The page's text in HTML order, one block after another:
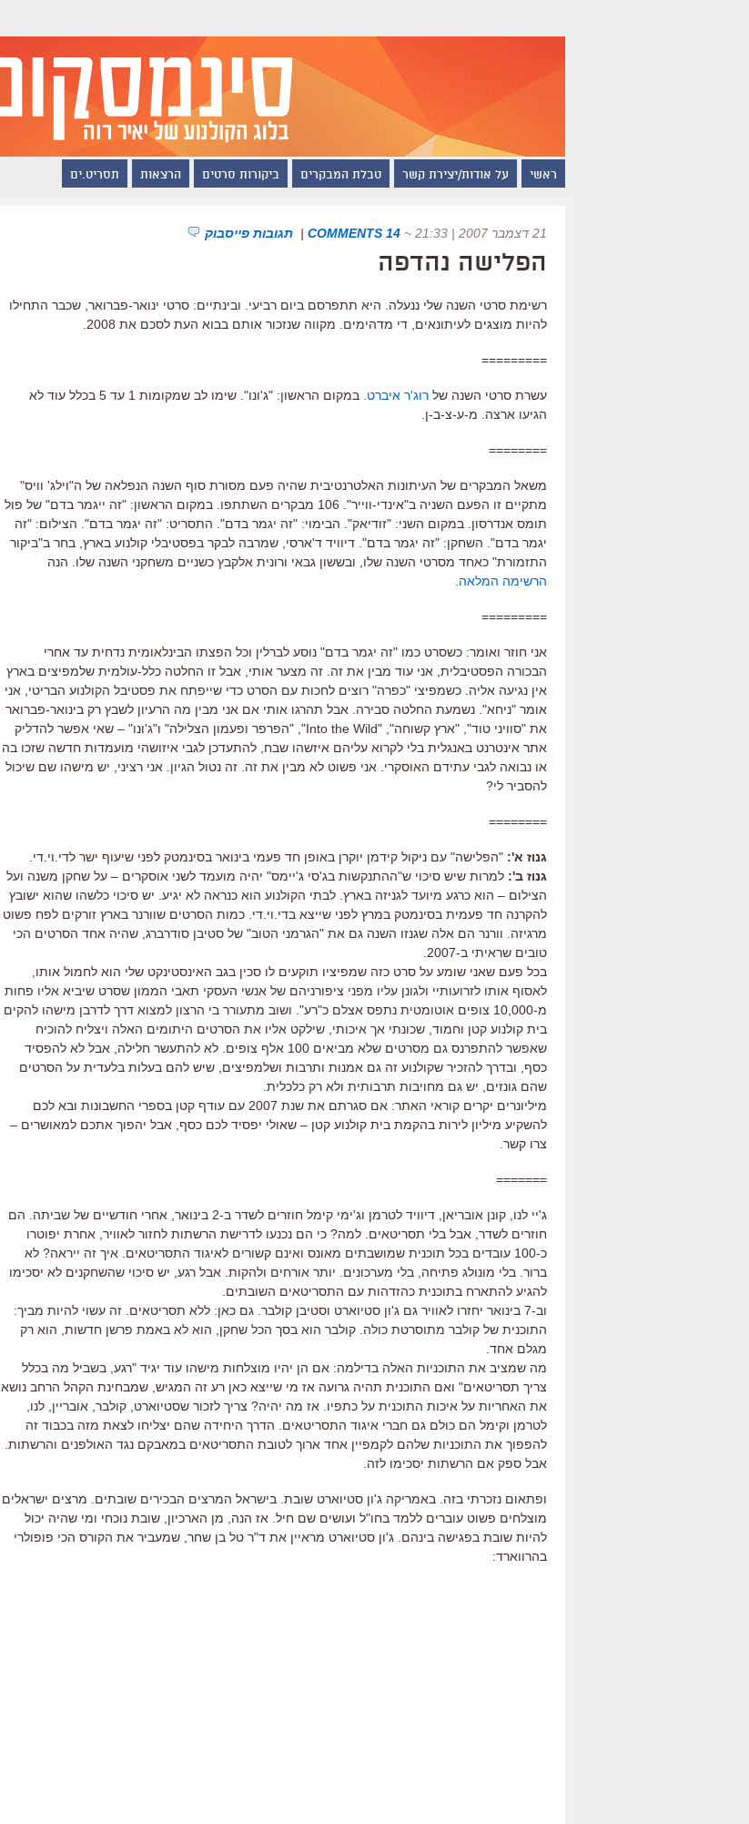
ראשי על אודות/יצירת קשר טבלת המבקרים ביקורות סרטים הרצאות תסריט.ים
21 דצמבר 2007 | 21:33 ~
14 COMMENTS
| תגובות פייסבוק
הפלישה נהדפה
רשימת סרטי השנה שלי ננעלה. היא תתפרסם ביום רביעי. ובינתיים: סרטי ינואר-פברואר, שכבר התחילו
להיות מוצגים לעיתונאים, די מדהימים. מקווה שנזכור אותם בבוא העת לסכם את 2008.
=========
עשרת סרטי השנה של רוג'ר איברט
. במקום הראשון: "ג'ונו". שימו לב שמקומות 1 עד 5 בכלל עוד לא
הגיעו ארצה. מ-ע-צ-ב-ן.
========
משאל המבקרים של העיתונות האלטרנטיבית שהיה פעם מסורת סוף השנה הנפלאה של ה"וילג' וויס"
מתקיים זו הפעם השניה ב"אינדי-ווייר". 106 מבקרים השתתפו. במקום הראשון: "זה ייגמר בדם" של פול
תומס אנדרסון. במקום השני: "זודיאק". הבימוי: "זה יגמר בדם". התסריט: "זה יגמר בדם". הצילום: "זה
יגמר בדם". השחקן: "זה יגמר בדם". דיוויד ד'ארסי, שמרבה לבקר בפסטיבלי קולנוע בארץ, בחר ב"ביקור
התזמורת" כאחד מסרטי השנה שלו, ובששון גבאי ורונית אלקבץ כשניים משחקני השנה שלו. הנה
הרשימה המלאה
=========
אני חוזר ואומר: כשסרט כמו "זה יגמר בדם" נוסע לברלין וכל הפצתו הבינלאומית נדחית עד אחרי
הבכורה הפסטיבלית, אני עוד מבין את זה. זה מצער אותי, אבל זו החלטה כלל-עולמית שלמפיצים בארץ
אין נגיעה אליה. כשמפיצי "כפרה" רוצים לחכות עם הסרט כדי שייפתח את פסטיבל הקולנוע הבריטי, אני
אומר "ניחא". נשמעת החלטה סבירה. אבל תהרגו אותי אם אני מבין מה הרעיון לשבץ רק בינואר-פברואר
את "סוויני טוד", "ארץ קשוחה", "Into the Wild", "הפרפר ופעמון הצלילה" ו"ג'ונו" – שאי אפשר להדליק
אתר אינטרנט באנגלית בלי לקרוא עליהם איזשהו שבח, להתעדכן לגבי איזושהי מועמדות חדשה שזכו בה
או נבואה לגבי עתידם האוסקרי. אני פשוט לא מבין את זה. זה נטול הגיון. אני רציני, יש מישהו שם שיכול
להסביר לי?
========
גנוז א': "הפלישה" עם ניקול קידמן יוקרן באופן חד פעמי בינואר בסינמטק לפני שיעוף ישר לדי.וי.די.
גנוז ב': למרות שיש סיכוי ש"ההתנקשות בג'סי ג'יימס" יהיה מועמד לשני אוסקרים – על שחקן משנה ועל
הצילום – הוא כרגע מיועד לגניזה בארץ. לבתי הקולנוע הוא כנראה לא יגיע. יש סיכוי כלשהו שהוא ישובץ
להקרנה חד פעמית בסינמטק במרץ לפני שייצא בדי.וי.די. כמות הסרטים שוורנר בארץ זורקים לפח פשוט
מרגיזה. וורנר הם אלה שגנזו השנה גם את "הגרמני הטוב" של סטיבן סודרברג, שהיה אחד הסרטים הכי
טובים שראיתי ב-2007.
בכל פעם שאני שומע על סרט כזה שמפיציו תוקעים לו סכין בגב האינסטינקט שלי הוא לחמול אותו,
לאסוף אותו לזרועותיי ולגונן עליו מפני ציפורניהם של אנשי העסקי תאבי הממון שסרט שיביא אליו פחות
מ-10,000 צופים אוטומטית נתפס אצלם כ"רע". ושוב מתעורר בי הרצון למצוא דרך לדרבן מישהו להקים
בית קולנוע קטן וחמוד, שכונתי אך איכותי, שילקט אליו את הסרטים היתומים האלה ויצליח להוכיח
שאפשר להתפרנס גם מסרטים שלא מביאים 100 אלף צופים. לא להתעשר חלילה, אבל לא להפסיד
כסף, ובדרך להזכיר שקולנוע זה גם אמנות ותרבות ושלמפיצים, שיש להם בעלות בלעדית על הסרטים
שהם גונזים, יש גם מחויבות תרבותית ולא רק כלכלית.
מיליונרים יקרים קוראי האתר: אם סגרתם את שנת 2007 עם עודף קטן בספרי החשבונות ובא לכם
להשקיע מיליון לירות בהקמת בית קולנוע קטן – שאולי יפסיד לכם כסף, אבל יהפוך אתכם למאושרים –
צרו קשר.
=======
ג'יי לנו, קונן אובריאן, דיוויד לטרמן וג'ימי קימל חוזרים לשדר ב-2 בינואר, אחרי חודשיים של שביתה. הם
חוזרים לשדר, אבל בלי תסריטאים. למה? כי הם נכנעו לדרישת הרשתות לחזור לאוויר, אחרת יפוטרו
כ-100 עובדים בכל תוכנית שמושבתים מאונס ואינם קשורים לאיגוד התסריטאים. איך זה ייראה? לא
ברור. בלי מונולג פתיחה, בלי מערכונים. יותר אורחים ולהקות. אבל רגע, יש סיכוי שהשחקנים לא יסכימו
להגיע להתארח בתוכנית כהזדהות עם התסריטאים השובתים.
וב-7 בינואר יחזרו לאוויר גם ג'ון סטיוארט וסטיבן קולבר. גם כאן: ללא תסריטאים. זה עשוי להיות מביך:
התוכנית של קולבר מתוסרטת כולה. קולבר הוא בסך הכל שחקן, הוא לא באמת פרשן חדשות, הוא רק
מגלם אחד.
מה שמציב את התוכניות האלה בדילמה: אם הן יהיו מוצלחות מישהו עוד יגיד "רגע, בשביל מה בכלל
צריך תסריטאים" ואם התוכנית תהיה גרועה אז מי שייצא כאן רע זה המגיש, שמבחינת הקהל הרחב נושא
את האחריות על איכות התוכנית על כתפיו. אז מה יהיה? צריך לזכור שסטיוארט, קולבר, אובריין, לנו,
לטרמן וקימל הם כולם גם חברי איגוד התסריטאים. הדרך היחידה שהם יצליחו לצאת מזה בכבוד זה
להפפוך את התוכניות שלהם לקמפיין אחד ארוך לטובת התסריטאים במאבקם נגד האולפנים והרשתות.
אבל ספק אם הרשתות יסכימו לזה.
ופתאום נזכרתי בזה. באמריקה ג'ון סטיוארט שובת. בישראל המרצים הבכירים שובתים. מרצים ישראלים
מוצלחים פשוט עוברים ללמד בחו"ל ועושים שם חיל. אז הנה, מן הארכיון, שובת נוכחי ומי שהיה יכול
להיות שובת בפגישה בינהם. ג'ון סטיוארט מראיין את ד"ר טל בן שחר, שמעביר את הקורס הכי פופולרי
בהרווארד: